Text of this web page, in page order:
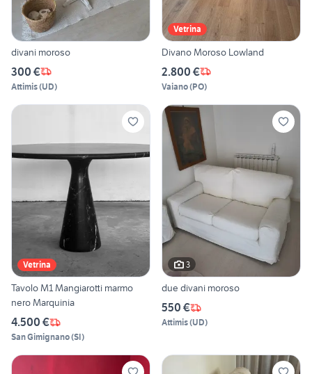
divani moroso
300 €
Attimis(UD)
Vetrina
Divano Moroso Lowland
2.800 €
Vaiano(PO)
Vetrina
Tavolo M1 Mangiarotti marmo
nero Marquinia
4.500 €
San Gimignano(SI)
3
due divani moroso
550 €
Attimis(UD)